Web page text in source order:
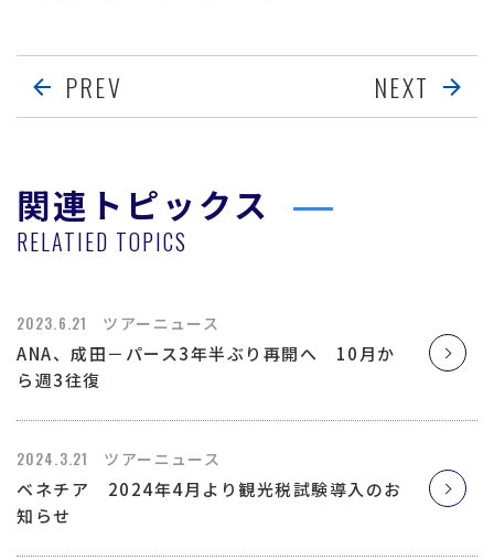
PREV NEXT
関連トピックス
RELATIED TOPICS
2023.6.21 ツアーニュース
ANA、成田－パース3年半ぶり再開へ 10月か
ら週3往復
2024.3.21 ツアーニュース
ベネチア 2024年4月より観光税試験導入のお
知らせ